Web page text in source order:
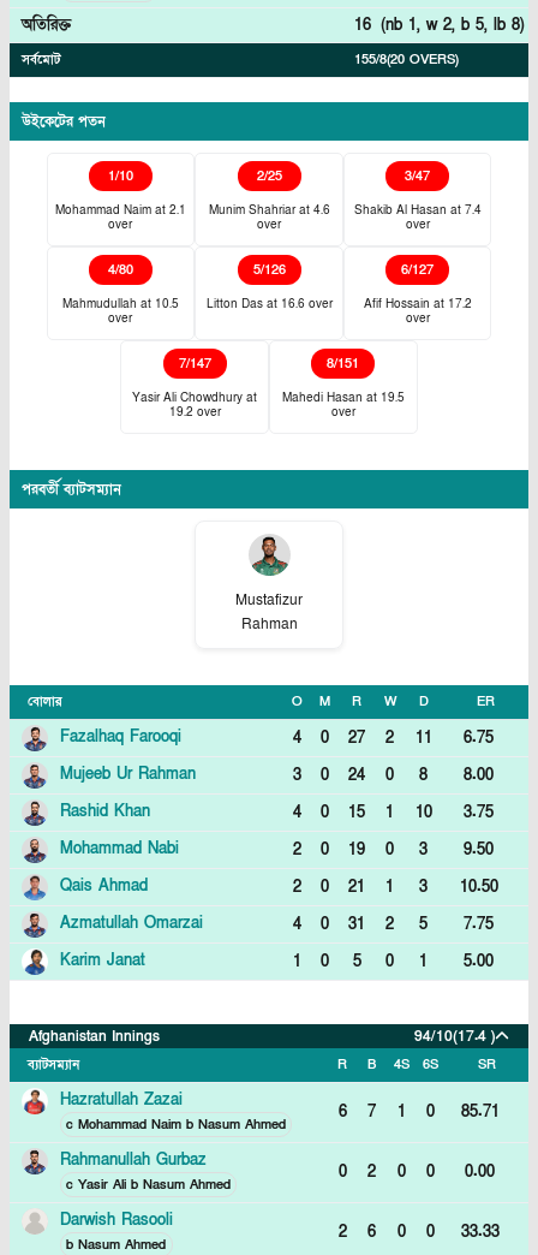
অতিরিক্ত 16 (nb 1, w 2, b 5, lb 8)
সর্বমোট 155/8(20 OVERS)
উইকেটের পতন
1/10
Mohammad Naimat 2.1
over
2/25
Munim Shahriarat 4.6
over
3/47
Shakib Al Hasan at 7.4
over
4/80
Mahmudullah at 10.5
over
5/126
Litton Dasat 16.6 over
6/127
Afif Hossain at 17.2
over
7/147
Yasir Ali Chowdhury at
19.2 over
8/151
Mahedi Hasan at 19.5
over
পরবর্তী ব্যাটসম্যান
Mustafizur
Rahman
বোলার O M R W D ER
Fazalhaq Farooqi 4 0 27 2 11
6.75
Mujeeb Ur Rahman
3 0 24 0 8
8.00
Rashid Khan
4 0 15 1 10
3.75
Mohammad Nabi
2 0 19 0 3
9.50
Qais Ahmad
2 0 21 1 3
10.50
Azmatullah Omarzai
4 0 31 2 5
7.75
Karim Janat
1 0 5 0 1 5.00
Afghanistan Innings 94/10(17.4 )
ব্যাটসম্যান R B 4S 6S SR
Hazratullah Zazai
c Mohammad Naim b Nasum Ahmed
6 7 1 0 85.71
Rahmanullah Gurbaz
c Yasir Ali b Nasum Ahmed
0 2 0 0 0.00
Darwish Rasooli
b Nasum Ahmed
2 6 0 0 33.33